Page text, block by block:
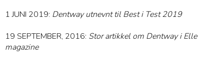
1 JUNI 2019: Dentwayutnevnttil Best i Test 2019
19 SEPTEMBER, 2016: Stor artikkel om Dentway i Elle
magazine